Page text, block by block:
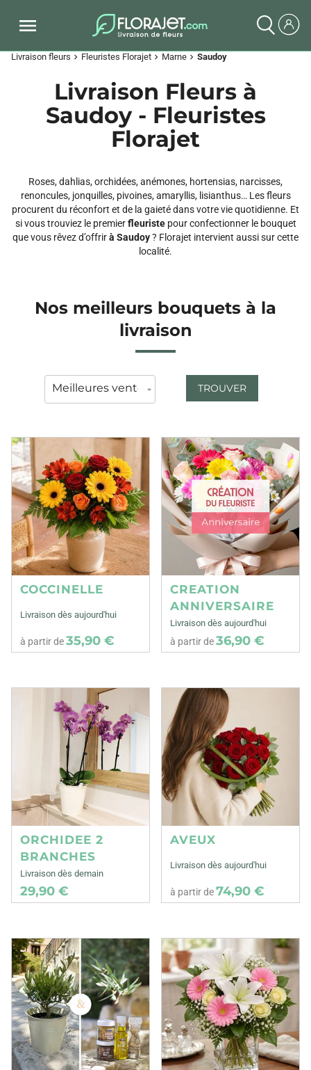
Livraison fleurs chevron_right Fleuristes Florajet chevron_right Marne chevron_right Saudoy
Livraison Fleurs à
Saudoy - Fleuristes
Florajet
Roses, dahlias, orchidées, anémones, hortensias, narcisses,
renoncules, jonquilles, pivoines, amaryllis, lisianthus… Les fleurs
procurent du réconfort et de la gaieté dans votre vie quotidienne. Et
si vous trouviez le premierfleuristepour confectionner le bouquet
que vous rêvez d’offrirà Saudoy? Florajet intervient aussi sur cette
localité.
Nos meilleurs bouquets à la
livraison
TROUVER
COCCINELLE
Livraison dès aujourd'hui
à partir de35,90 €
CREATION
ANNIVERSAIRE
Livraison dès aujourd'hui
à partir de36,90 €
ORCHIDEE 2
BRANCHES
Livraison dès demain
29,90 €
AVEUX
Livraison dès aujourd'hui
à partir de74,90 €